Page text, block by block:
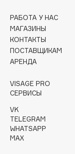
Dr. Vranjes Firenze
Dr.Althea
Dr.Ceuracle
Dr.Jart+
Dyson
E
РАБОТА У НАС
МАГАЗИНЫ
КОНТАКТЫ
ПОСТАВЩИКАМ
АРЕНДА
VISAGE PRO
СЕРВИСЫ
VK
TELEGRAM
WHATSAPP
MAX